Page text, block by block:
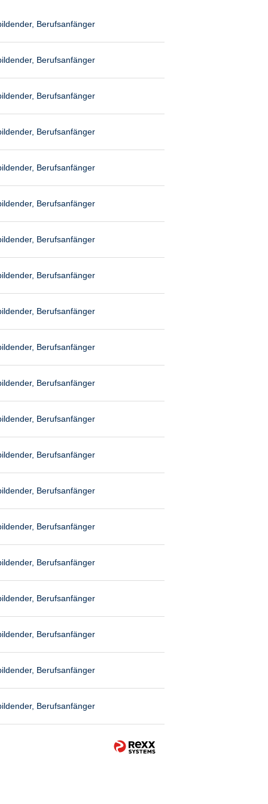
Berufsanfänger
Berufsanfänger
Berufsanfänger
Berufsanfänger
Berufsanfänger
Berufsanfänger
Berufsanfänger
Berufsanfänger
Berufsanfänger
Berufsanfänger
Berufsanfänger
Berufsanfänger
Berufsanfänger
Berufsanfänger
Berufsanfänger
Berufsanfänger
Berufsanfänger
Berufsanfänger
Berufsanfänger
Berufsanfänger